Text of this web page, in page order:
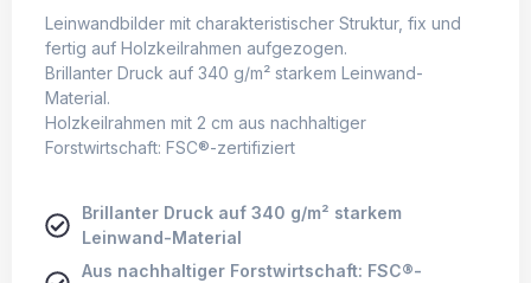
Leinwandbilder mit charakteristischer Struktur, fix und
fertig auf Holzkeilrahmen aufgezogen.
Brillanter Druck auf 340 g/m² starkem Leinwand-
Material.
Holzkeilrahmen mit 2 cm aus nachhaltiger
Forstwirtschaft: FSC®-zertifiziert
Brillanter Druck auf 340 g/m² starkem
Leinwand-Material
Aus nachhaltiger Forstwirtschaft: FSC®-